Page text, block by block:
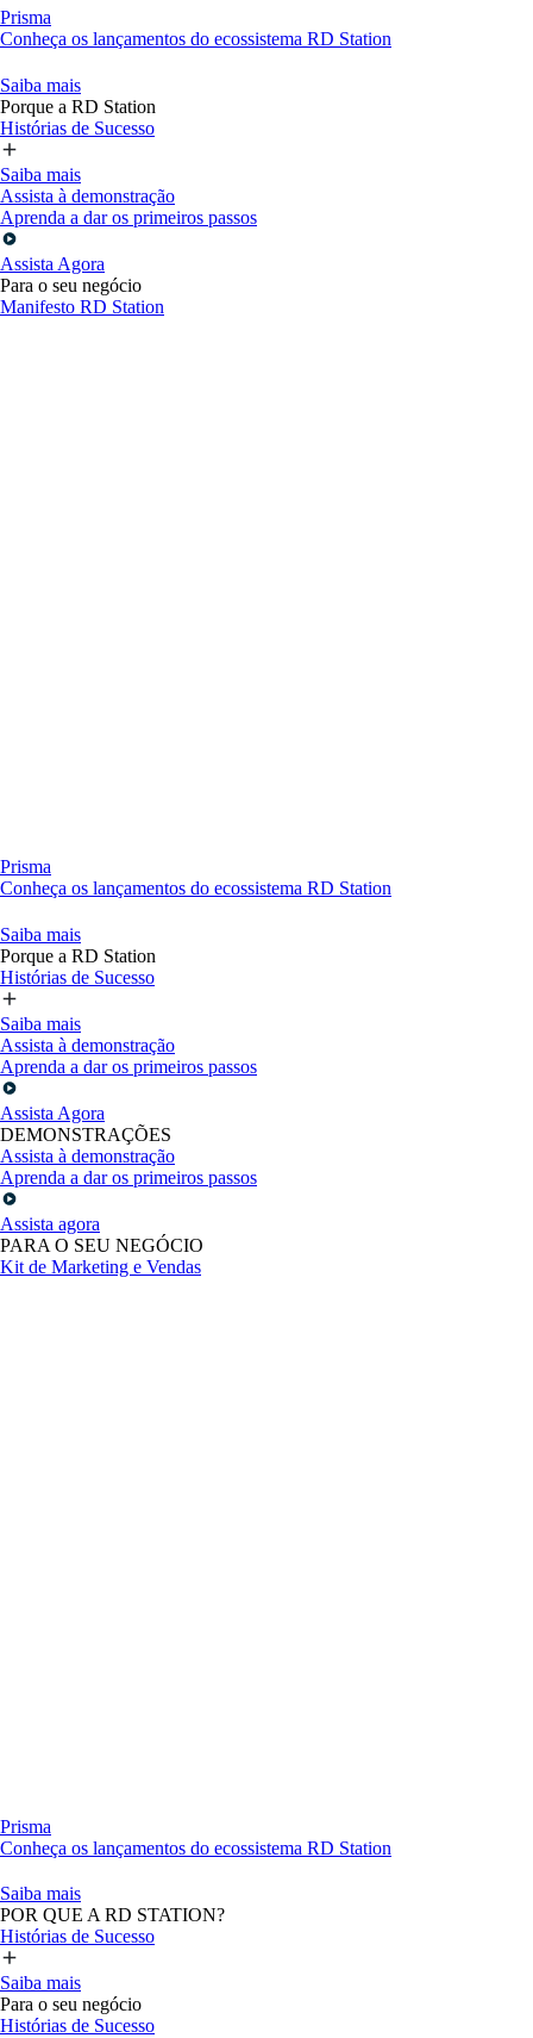
Prisma
Conheça os lançamentos do ecossistema RD Station
Saiba mais
Porque a RD Station
Histórias de Sucesso
Saiba mais
Assista à demonstração
Aprenda a dar os primeiros passos
Assista Agora
Para o seu negócio
Manifesto RD Station
Prisma
Conheça os lançamentos do ecossistema RD Station
Saiba mais
Porque a RD Station
Histórias de Sucesso
Saiba mais
Assista à demonstração
Aprenda a dar os primeiros passos
Assista Agora
DEMONSTRAÇÕES
Assista à demonstração
Aprenda a dar os primeiros passos
Assista agora
PARA O SEU NEGÓCIO
Kit de Marketing e Vendas
Prisma
Conheça os lançamentos do ecossistema RD Station
Saiba mais
POR QUE A RD STATION?
Histórias de Sucesso
Saiba mais
Para o seu negócio
Histórias de Sucesso